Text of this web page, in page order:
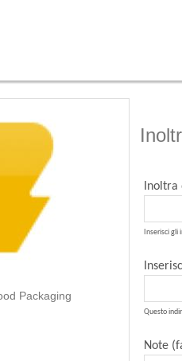
Packaging
Inserisci
Questo
Note